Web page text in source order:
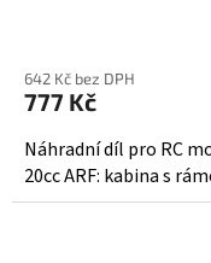
642 Kč bez DPH
777 Kč
Náhradní díl pro RC
20cc ARF: kabina s